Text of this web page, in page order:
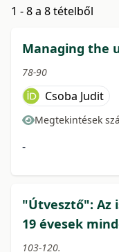
1 - 8 a 8 tételből
Managing the
78-90
Csoba Judit
Megtekintések
-
"Útvesztő": Az
19 évesek
103-120.